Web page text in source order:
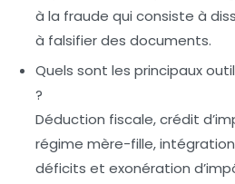
à la fraude qui consiste à
à falsifier des documents.
Quels sont les principaux
?
Déduction fiscale, crédit
régime mère-fille,
déficits et exonération